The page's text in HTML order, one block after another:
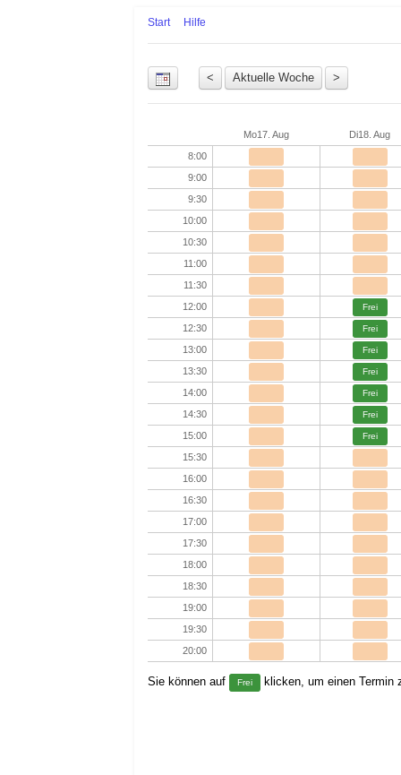
Start Hilfe
Mo17. Aug Di18. Aug
8:00
9:00
9:30
10:00
10:30
11:00
11:30
12:00
Frei
12:30 Frei
13:00 Frei
13:30 Frei
14:00 Frei
14:30 Frei
15:00 Frei
15:30
16:00
16:30
17:00
17:30
18:00
18:30
19:00
19:30
20:00
Sie können auf Frei klicken, um einen Termin